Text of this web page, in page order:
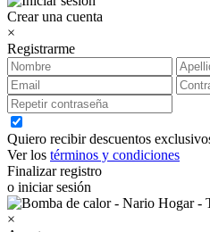
Crear una cuenta
×
Registrarme
Quiero recibir descuentos
Ver los términos y condiciones
Finalizar registro
o iniciar sesión
×